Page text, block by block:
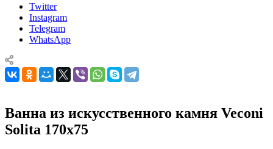
Twitter
Instagram
Telegram
WhatsApp
Ванна из искусственного камня Veconi
Solita 170х75